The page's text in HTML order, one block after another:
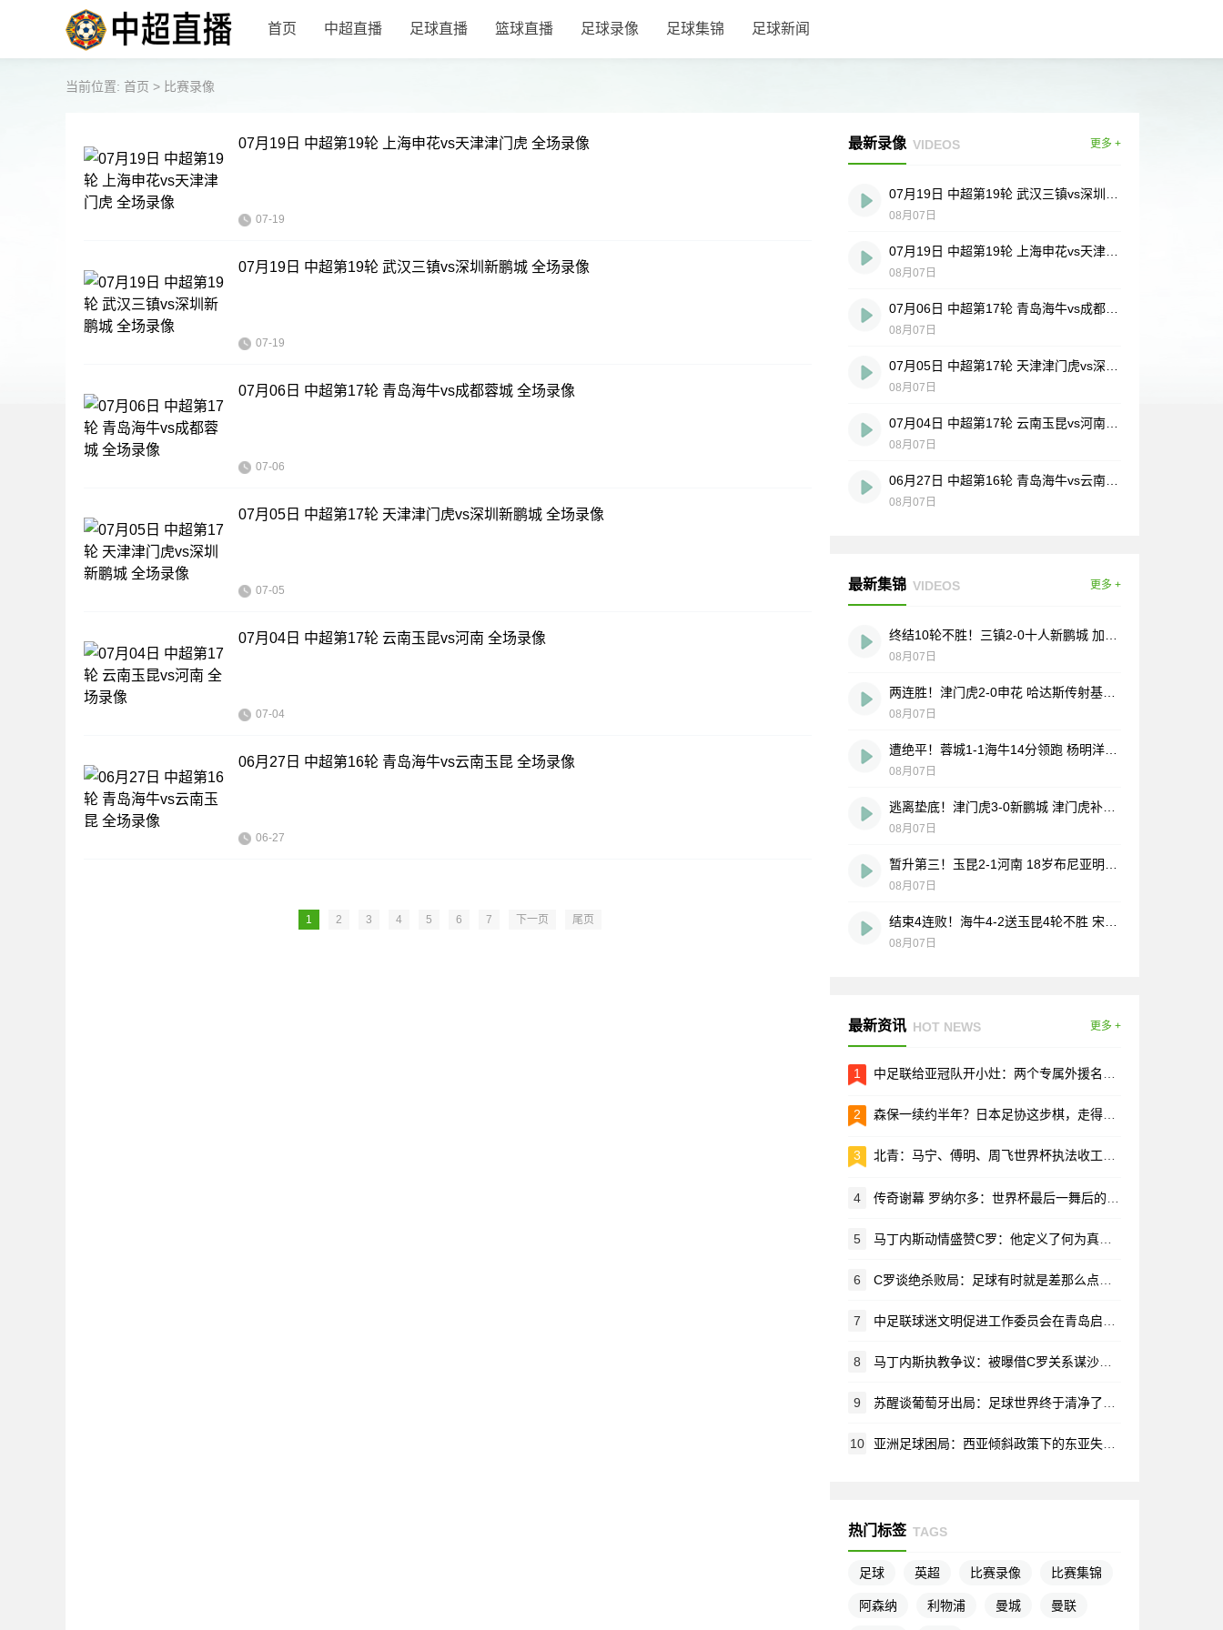
首页 中超直播 足球直播 篮球直播 足球录像 足球集锦 足球新闻
当前位置: 首页 > 比赛录像
07月19日 中超第19轮 上海申花vs天津津门虎 全场录像
07-19
07月19日 中超第19轮 武汉三镇vs深圳新鹏城 全场录像
07-19
07月06日 中超第17轮 青岛海牛vs成都蓉城 全场录像
07-06
07月05日 中超第17轮 天津津门虎vs深圳新鹏城 全场录像
07-05
07月04日 中超第17轮 云南玉昆vs河南 全场录像
07-04
06月27日 中超第16轮 青岛海牛vs云南玉昆 全场录像
06-27
1 2 3 4 5 6 7 下一页 尾页
最新录像 VIDEOS 更多 +
08月07日
08月07日
08月07日
08月07日
08月07日
08月07日
最新集锦 VIDEOS 更多 +
08月07日
08月07日
08月07日
08月07日
08月07日
08月07日
最新资讯 HOT NEWS 更多 +
1 中足联给亚冠队开小灶：两个专属外援名额，只打亚冠用
2 森保一续约半年？日本足协这步棋，走得有点急
3 北青：马宁、傅明、周飞世界杯执法收工，这趟没白跑
4 传奇谢幕 罗纳尔多：世界杯最后一舞后的人生选择题
5 马丁内斯动情盛赞C罗：他定义了何为真正的榜样
6 C罗谈绝杀败局：足球有时就是差那么点运气 但这就是它的魅力所在
7 中足联球迷文明促进工作委员会在青岛启航 共筑赛场文明新生态
8 马丁内斯执教争议：被曝借C罗关系谋沙特帅位 葡萄牙全队离心离德
9 苏醒谈葡萄牙出局：足球世界终于清净了，早该结束的营销闹剧
10 亚洲足球困局：西亚倾斜政策下的东亚失落与未来出路
热门标签 TAGS
足球 英超 比赛录像 比赛集锦
阿森纳 利物浦 曼城 曼联